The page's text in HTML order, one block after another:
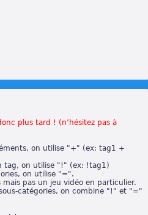
plus tard ! (n’hésitez pas à
on utilise "+" (ex: tag1 +
tag, on utilise "!" (ex: !tag1)
on utilise "=".
pas un jeu vidéo en particulier.
catégories, on combine "!" et "="